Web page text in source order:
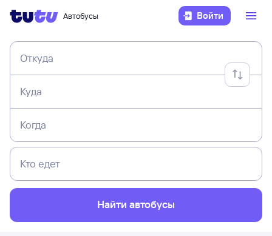
Автобусы Войти
Откуда
Куда
Когда
Кто едет
Найти автобусы